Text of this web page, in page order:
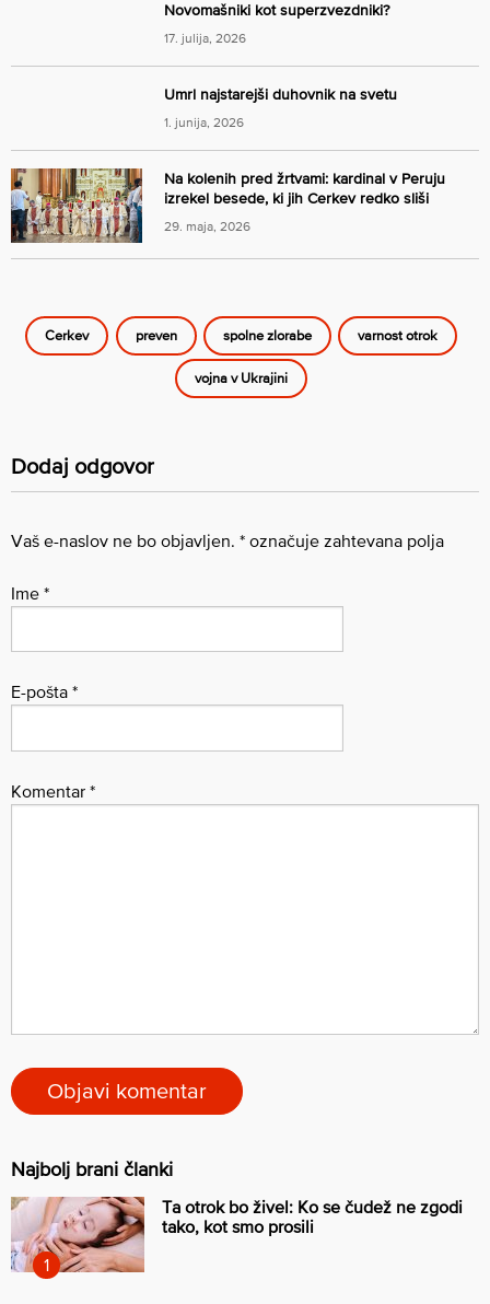
Novomašniki kot superzvezdniki?
17. julija, 2026
Umrl najstarejši duhovnik na svetu
1. junija, 2026
Na kolenih pred žrtvami: kardinal v Peruju
izrekel besede, ki jih Cerkev redko sliši
29. maja, 2026
Cerkev preven spolne zlorabe varnost otrok
vojna v Ukrajini
Dodaj odgovor
Vaš e-naslov ne bo objavljen. * označuje zahtevana polja
Ime *
E-pošta *
Komentar *
Najbolj brani članki
Ta otrok bo živel: Ko se čudež ne zgodi
tako, kot smo prosili